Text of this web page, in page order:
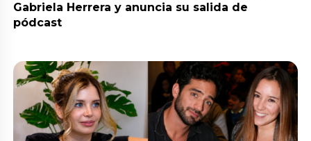
Gabriela Herrera y anuncia su salida de
pódcast